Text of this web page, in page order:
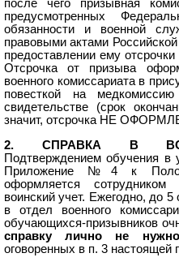
после чего призывная
предусмотренных
обязанности и военной
правовыми актами
предоставлении ему
Отсрочка от призыва
военного комиссариата в
повесткой на
свидетельстве (срок
значит, отсрочка НЕ
2. СПРАВКА В
Подтверждением обучения в
Приложение №4 к
оформляется
воинский учет. Ежегодно, до
в отдел военного
обучающихся-призывников
справку лично не
оговоренных в п. 3 настоящей